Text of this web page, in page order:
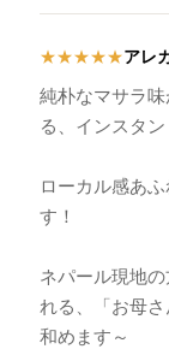
★★★★★アレ
純朴なマサラ
る、インスタ
ローカル感あ
す！
ネパール現地
れる、「お母
和めます～